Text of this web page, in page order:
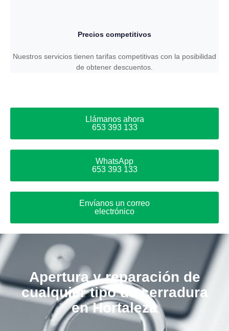
Precios competitivos
Nuestros servicios tienen tarifas competitivas con la posibilidad
de obtener descuentos.
Llámanos ahora
653 393 133
WhatsApp
653 393 133
Envíanos un correo
electrónico
Apertura y reparación de
cualquier tipo de cerradura
en Hortaleza